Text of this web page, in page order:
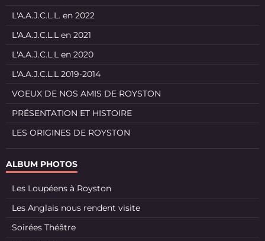
L'A.A.J.C.L.L. en 2022
L'A.A.J.C.L.L en 2021
L'A.A.J.C.L.L en 2020
L'A.A.J.C.L.L 2019-2014
VOEUX DE NOS AMIS DE ROYSTON
PRÉSENTATION ET HISTOIRE
LES ORIGINES DE ROYSTON
ALBUM PHOTOS
Les Loupéens à Royston
Les Anglais nous rendent visite
Soirées Théâtre